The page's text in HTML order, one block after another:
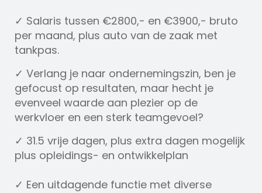
✓ Salaris tussen €2800,- en €3900,- bruto
per maand, plus auto van de zaak met
tankpas.
✓ Verlang je naar ondernemingszin, ben je
gefocust op resultaten, maar hecht je
evenveel waarde aan plezier op de
werkvloer en een sterk teamgevoel?
✓ 31.5 vrije dagen, plus extra dagen mogelijk
plus opleidings- en ontwikkelplan
✓ Een uitdagende functie met diverse